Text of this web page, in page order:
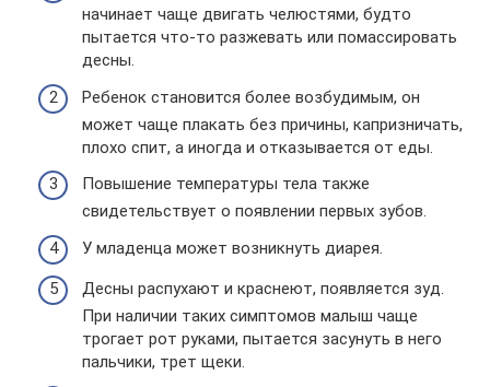
начинает чаще двигать челюстями, будто
пытается что-то разжевать или помассировать
десны.
Ребенок становится более возбудимым, он
может чаще плакать без причины, капризничать,
плохо спит, а иногда и отказывается от еды.
Повышение температуры тела также
свидетельствует о появлении первых зубов.
У младенца может возникнуть диарея.
Десны распухают и краснеют, появляется зуд.
При наличии таких симптомов малыш чаще
трогает рот руками, пытается засунуть в него
пальчики, трет щеки.